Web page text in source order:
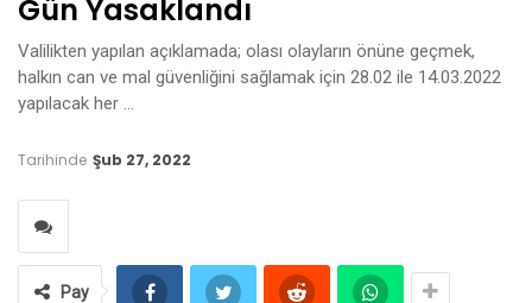
Gün Yasaklandı
Valilikten yapılan açıklamada; olası olayların önüne geçmek,
halkın can ve mal güvenliğini sağlamak için 28.02 ile 14.03.2022
yapılacak her …
Tarihinde Şub 27, 2022
Pay